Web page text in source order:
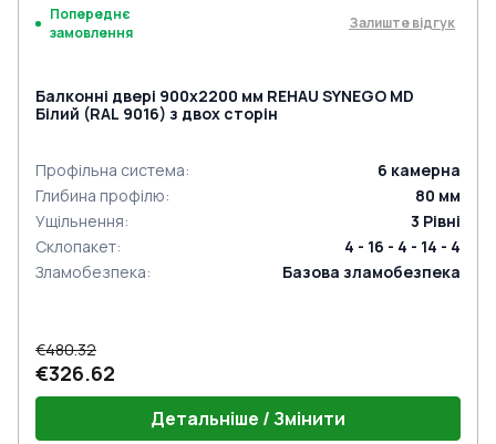
Попереднє
замовлення
Залиште відгук
Балконні двері 900x2200 мм REHAU SYNEGO MD
Білий (RAL 9016) з двох сторін
Профільна система: 6 камерна
Глибина профілю: 80 мм
Ущільнення: 3 Рівні
Склопакет:
4 - 16 - 4 - 14 - 4
Зламобезпека: Базова зламобезпека
€480.32
€326.62
Детальніше / Змінити